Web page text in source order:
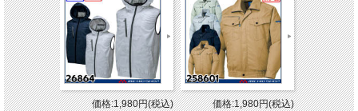
価格:1,980円(税込) 価格:1,980円(税込)